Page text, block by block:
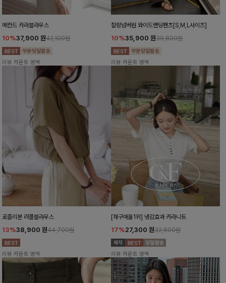
메칸드 카라블라우스
10%37,900 원42,100원
리뷰 카운트 영역
찰랑넘버원 와이드밴딩팬츠[S,M,L사이즈]
10%35,900 원39,800원
리뷰 카운트 영역
로즐리본 러플블라우스
13%38,900 원44,700원
리뷰 카운트 영역
[재구매율1위] 냉감효과 카라니트
17%27,300 원32,800원
리뷰 카운트 영역